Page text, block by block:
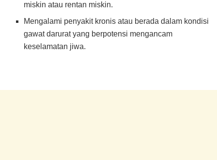
miskin atau rentan miskin.
Mengalami penyakit kronis atau berada dalam kondisi
gawat darurat yang berpotensi mengancam
keselamatan jiwa.